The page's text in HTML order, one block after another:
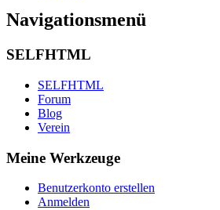
Navigationsmenü
SELFHTML
SELFHTML
Forum
Blog
Verein
Meine Werkzeuge
Benutzerkonto erstellen
Anmelden